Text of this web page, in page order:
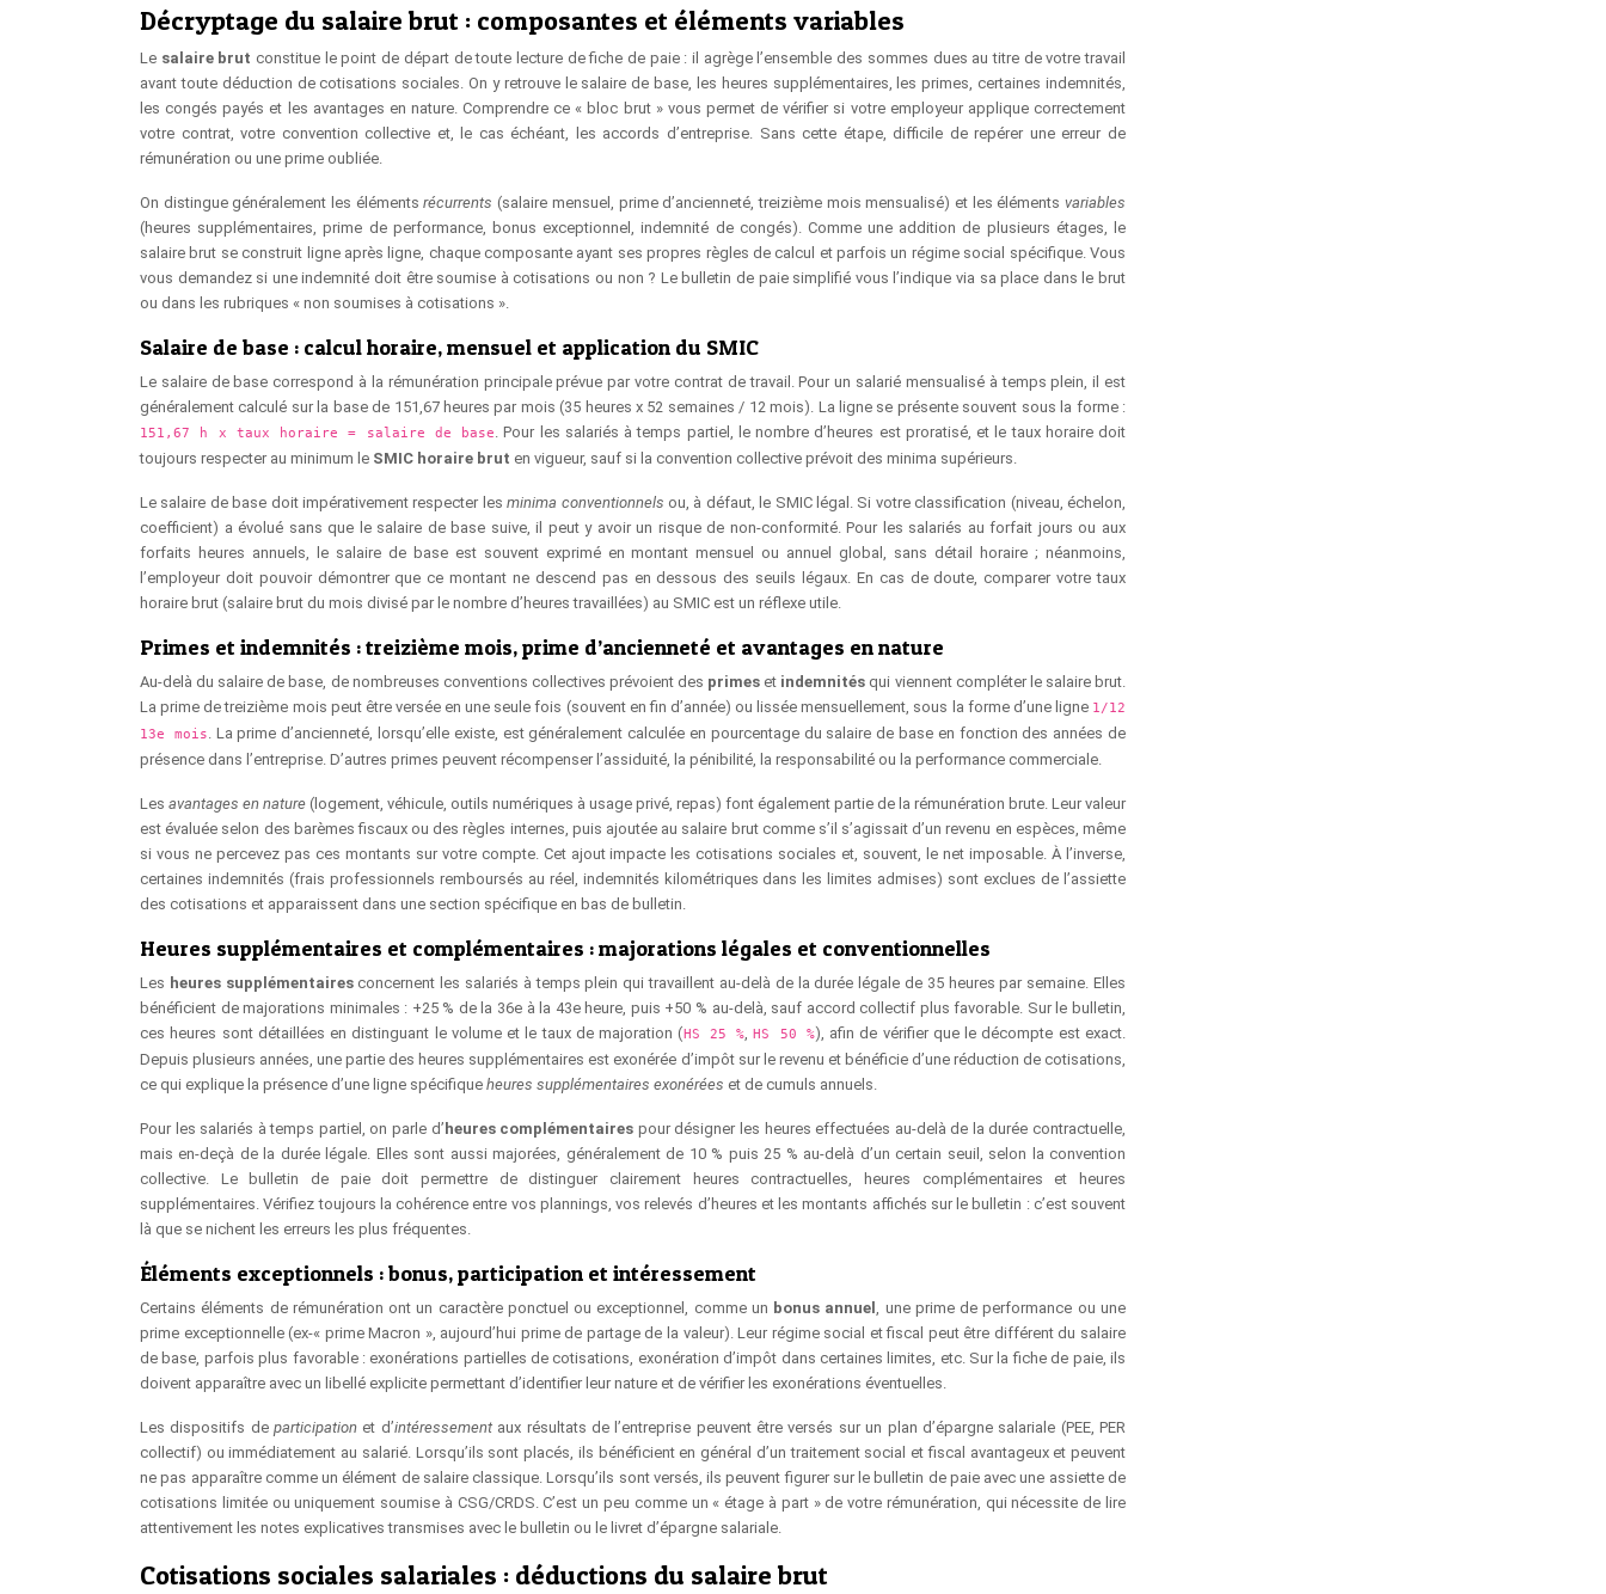
Décryptage du salaire brut : composantes et éléments variables
Le salaire brut constitue le point de départ de toute lecture de fiche de paie : il agrège l’ensemble des sommes dues au titre de votre travail
avant toute déduction de cotisations sociales. On y retrouve le salaire de base, les heures supplémentaires, les primes, certaines indemnités,
les congés payés et les avantages en nature. Comprendre ce « bloc brut » vous permet de vérifier si votre employeur applique correctement
votre contrat, votre convention collective et, le cas échéant, les accords d’entreprise. Sans cette étape, difficile de repérer une erreur de
rémunération ou une prime oubliée.
On distingue généralement les élémentsrécurrents (salaire mensuel, prime d’ancienneté, treizième mois mensualisé) et les éléments variables
(heures supplémentaires, prime de performance, bonus exceptionnel, indemnité de congés). Comme une addition de plusieurs étages, le
salaire brut se construit ligne après ligne, chaque composante ayant ses propres règles de calcul et parfois un régime social spécifique. Vous
vous demandez si une indemnité doit être soumise à cotisations ou non ? Le bulletin de paie simplifié vous l’indique via sa place dans le brut
ou dans les rubriques « non soumises à cotisations ».
Salaire de base : calcul horaire, mensuel et application du SMIC
Le salaire de base correspond à la rémunération principale prévue par votre contrat de travail. Pour un salarié mensualisé à temps plein, il est
généralement calculé sur la base de 151,67 heures par mois (35 heures x 52 semaines / 12 mois). La ligne se présente souvent sous la forme :
151,67 h x taux horaire = salaire de base. Pour les salariés à temps partiel, le nombre d’heures est proratisé, et le taux horaire doit
toujours respecter au minimum le SMIC horaire brut en vigueur, sauf si la convention collective prévoit des minima supérieurs.
Le salaire de base doit impérativement respecter lesminima conventionnels ou, à défaut, le SMIC légal. Si votre classification (niveau, échelon,
coefficient) a évolué sans que le salaire de base suive, il peut y avoir un risque de non-conformité. Pour les salariés au forfait jours ou aux
forfaits heures annuels, le salaire de base est souvent exprimé en montant mensuel ou annuel global, sans détail horaire ; néanmoins,
l’employeur doit pouvoir démontrer que ce montant ne descend pas en dessous des seuils légaux. En cas de doute, comparer votre taux
horaire brut (salaire brut du mois divisé par le nombre d’heures travaillées) au SMIC est un réflexe utile.
Primes et indemnités : treizième mois, prime d’ancienneté et avantages en nature
Au-delà du salaire de base, de nombreuses conventions collectives prévoient des primes et indemnités qui viennent compléter le salaire brut.
La prime de treizième mois peut être versée en une seule fois (souvent en fin d’année) ou lissée mensuellement, sous la forme d’une ligne 1/12
13e mois. La prime d’ancienneté, lorsqu’elle existe, est généralement calculée en pourcentage du salaire de base en fonction des années de
présence dans l’entreprise. D’autres primes peuvent récompenser l’assiduité, la pénibilité, la responsabilité ou la performance commerciale.
Les avantages en nature (logement, véhicule, outils numériques à usage privé, repas) font également partie de la rémunération brute. Leur valeur
est évaluée selon des barèmes fiscaux ou des règles internes, puis ajoutée au salaire brut comme s’il s’agissait d’un revenu en espèces, même
si vous ne percevez pas ces montants sur votre compte. Cet ajout impacte les cotisations sociales et, souvent, le net imposable. À l’inverse,
certaines indemnités (frais professionnels remboursés au réel, indemnités kilométriques dans les limites admises) sont exclues de l’assiette
des cotisations et apparaissent dans une section spécifique en bas de bulletin.
Heures supplémentaires et complémentaires : majorations légales et conventionnelles
Les heures supplémentairesconcernent les salariés à temps plein qui travaillent au-delà de la durée légale de 35 heures par semaine. Elles
bénéficient de majorations minimales : +25 % de la 36e à la 43e heure, puis +50 % au-delà, sauf accord collectif plus favorable. Sur le bulletin,
ces heures sont détaillées en distinguant le volume et le taux de majoration (HS 25 %,HS 50 %), afin de vérifier que le décompte est exact.
Depuis plusieurs années, une partie des heures supplémentaires est exonérée d’impôt sur le revenu et bénéficie d’une réduction de cotisations,
ce qui explique la présence d’une ligne spécifique heures supplémentaires exonérées et de cumuls annuels.
Pour les salariés à temps partiel, on parle d’ heures complémentaires pour désigner les heures effectuées au-delà de la durée contractuelle,
mais en-deçà de la durée légale. Elles sont aussi majorées, généralement de 10 % puis 25 % au-delà d’un certain seuil, selon la convention
collective. Le bulletin de paie doit permettre de distinguer clairement heures contractuelles, heures complémentaires et heures
supplémentaires. Vérifiez toujours la cohérence entre vos plannings, vos relevés d’heures et les montants affichés sur le bulletin : c’est souvent
là que se nichent les erreurs les plus fréquentes.
Éléments exceptionnels : bonus, participation et intéressement
Certains éléments de rémunération ont un caractère ponctuel ou exceptionnel, comme un bonus annuel, une prime de performance ou une
prime exceptionnelle (ex-« prime Macron », aujourd’hui prime de partage de la valeur). Leur régime social et fiscal peut être différent du salaire
de base, parfois plus favorable : exonérations partielles de cotisations, exonération d’impôt dans certaines limites, etc. Sur la fiche de paie, ils
doivent apparaître avec un libellé explicite permettant d’identifier leur nature et de vérifier les exonérations éventuelles.
Les dispositifs departicipation et d’intéressementaux résultats de l’entreprise peuvent être versés sur un plan d’épargne salariale (PEE, PER
collectif) ou immédiatement au salarié. Lorsqu’ils sont placés, ils bénéficient en général d’un traitement social et fiscal avantageux et peuvent
ne pas apparaître comme un élément de salaire classique. Lorsqu’ils sont versés, ils peuvent figurer sur le bulletin de paie avec une assiette de
cotisations limitée ou uniquement soumise à CSG/CRDS. C’est un peu comme un « étage à part » de votre rémunération, qui nécessite de lire
attentivement les notes explicatives transmises avec le bulletin ou le livret d’épargne salariale.
Cotisations sociales salariales : déductions du salaire brut